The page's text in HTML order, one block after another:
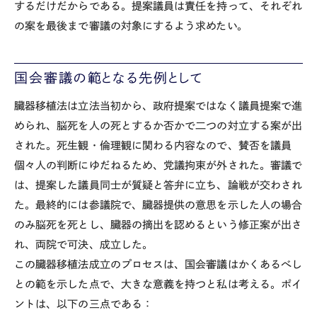
するだけだからである。提案議員は責任を持って、それぞれ
の案を最後まで審議の対象にするよう求めたい。
国会審議の範となる先例として
臓器移植法は立法当初から、政府提案ではなく議員提案で進
められ、脳死を人の死とするか否かで二つの対立する案が出
された。死生観・倫理観に関わる内容なので、賛否を議員
個々人の判断にゆだねるため、党議拘束が外された。審議で
は、提案した議員同士が質疑と答弁に立ち、論戦が交わされ
た。最終的には参議院で、臓器提供の意思を示した人の場合
のみ脳死を死とし、臓器の摘出を認めるという修正案が出さ
れ、両院で可決、成立した。
この臓器移植法成立のプロセスは、国会審議はかくあるべし
との範を示した点で、大きな意義を持つと私は考える。ポイ
ントは、以下の三点である：